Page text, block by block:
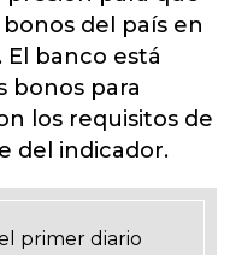
del país en
banco está
bonos para
los requisitos de
del indicador.
primer diario